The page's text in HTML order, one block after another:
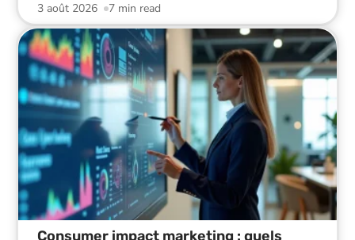
7 min read
3 août 2026
Consumer impact marketing : quels